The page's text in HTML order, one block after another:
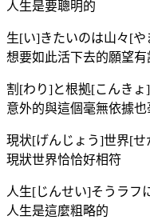
人生是要聰明的
生[い]きたいのは山々[や
想要如此活下去的願望有
割[わり]と根拠[こんき
意外的與這個毫無依據
現状[げんじょう]世界[
現狀世界恰恰好相符
人生[じんせい]そうラフ
人生是這麼粗略的